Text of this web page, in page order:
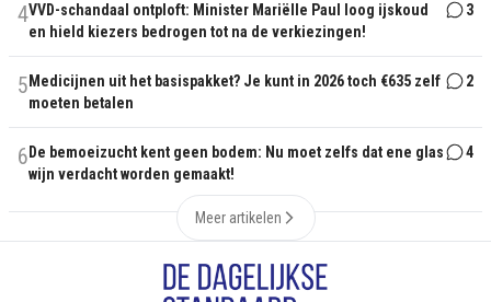
4VVD-schandaal ontploft: Minister Mariëlle Paul loog ijskoud
en hield kiezers bedrogen tot na de verkiezingen!
3
5 Medicijnen uit het basispakket? Je kunt in 2026 toch €635 zelf
moeten betalen
2
6 De bemoeizucht kent geen bodem: Nu moet zelfs dat ene glas
wijn verdacht worden gemaakt!
4
Meer artikelen